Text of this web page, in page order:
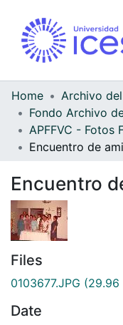
Home
Encuentro
Files
0103677.JPG (29.96
Date